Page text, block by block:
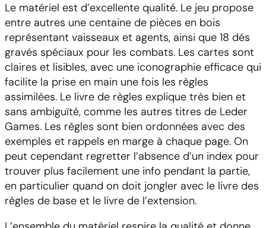
Le matériel est d’excellente qualité. Le jeu propose
entre autres une centaine de pièces en bois
représentant vaisseaux et agents, ainsi que 18 dés
gravés spéciaux pour les combats. Les cartes sont
claires et lisibles, avec une iconographie efficace qui
facilite la prise en main une fois les règles
assimilées. Le livre de règles explique très bien et
sans ambiguïté, comme les autres titres de Leder
Games. Les règles sont bien ordonnées avec des
exemples et rappels en marge à chaque page. On
peut cependant regretter l’absence d’un index pour
trouver plus facilement une info pendant la partie,
en particulier quand on doit jongler avec le livre des
règles de base et le livre de l’extension.